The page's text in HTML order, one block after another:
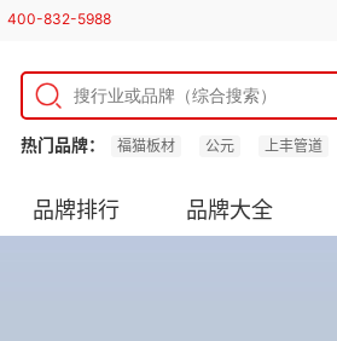
400-832-5988
热门品牌： 福猫板材 公元 上丰管道
品牌排行 品牌大全